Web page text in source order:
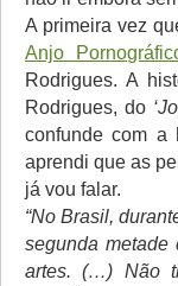
A primeira vez
Anjo
Rodrigues. A
Rodrigues, do
confunde com a
aprendi que as
já vou falar.
“No Brasil,
segunda
artes. (…) Não